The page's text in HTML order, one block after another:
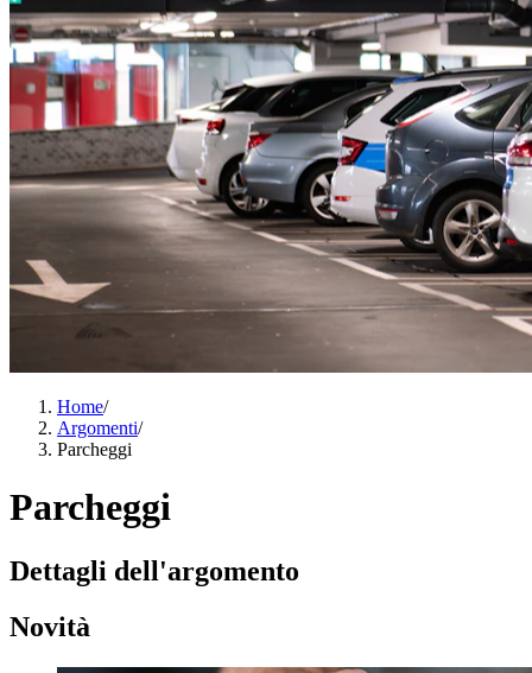
Home/
Argomenti/
Parcheggi
Parcheggi
Dettagli dell'argomento
Novità